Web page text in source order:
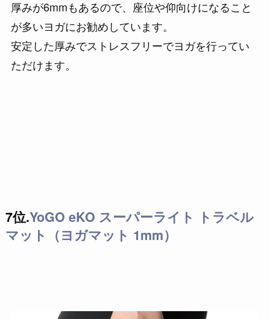
厚みが6mmもあるので、座位や仰向けになること
が多いヨガにお勧めしています。
安定した厚みでストレスフリーでヨガを行ってい
ただけます。
7位.YoGO eKO スーパーライト トラベル
マット（ヨガマット 1mm）